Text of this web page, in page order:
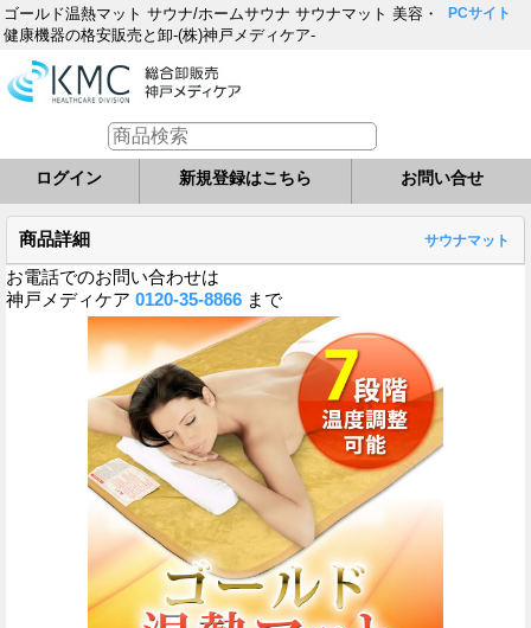
ゴールド温熱マット サウナ/ホームサウナ サウナマット 美容・
健康機器の格安販売と卸-(株)神戸メディケア-
PCサイト
ログイン 新規登録はこちら お問い合せ
商品詳細 サウナマット
お電話でのお問い合わせは
神戸メディケア 0120-35-8866 まで